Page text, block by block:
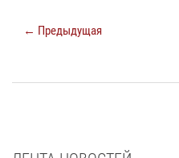
← Предыдущая